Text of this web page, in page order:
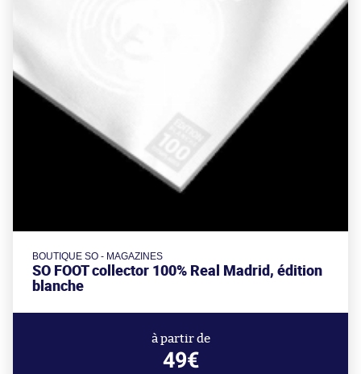
BOUTIQUE SO - MAGAZINES
SO FOOT collector 100% Real Madrid, édition
blanche
à partir de
49€